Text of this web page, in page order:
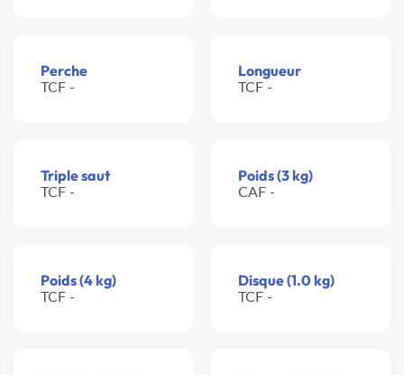
Perche
TCF -
Longueur
TCF -
Triple saut
TCF -
Poids (3 kg)
CAF -
Poids (4 kg)
TCF -
Disque (1.0 kg)
TCF -